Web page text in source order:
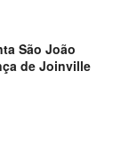
São João
de Joinville